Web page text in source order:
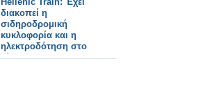
διακοπεί η
σιδηροδρομική
κυκλοφορία και η
ηλεκτροδότηση στο
δίκτυο του